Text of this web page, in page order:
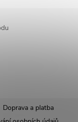
Doprava a platba